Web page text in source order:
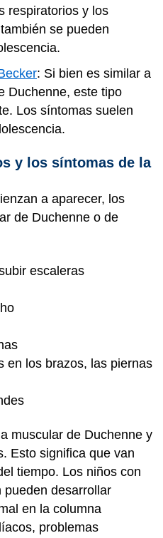
respiratorios y los
se pueden
: Si bien es similar a
Duchenne, este tipo
Los síntomas suelen
y los síntomas de la
a aparecer, los
de Duchenne o de
escaleras
en los brazos, las piernas
muscular de Duchenne y
Esto significa que van
tiempo. Los niños con
pueden desarrollar
en la columna
problemas